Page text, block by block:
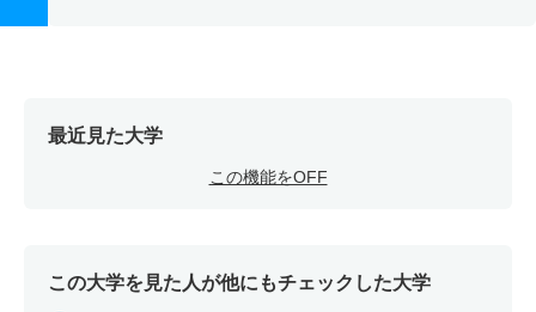
最近見た大学
この機能をOFF
この大学を見た人が他にもチェックした大学